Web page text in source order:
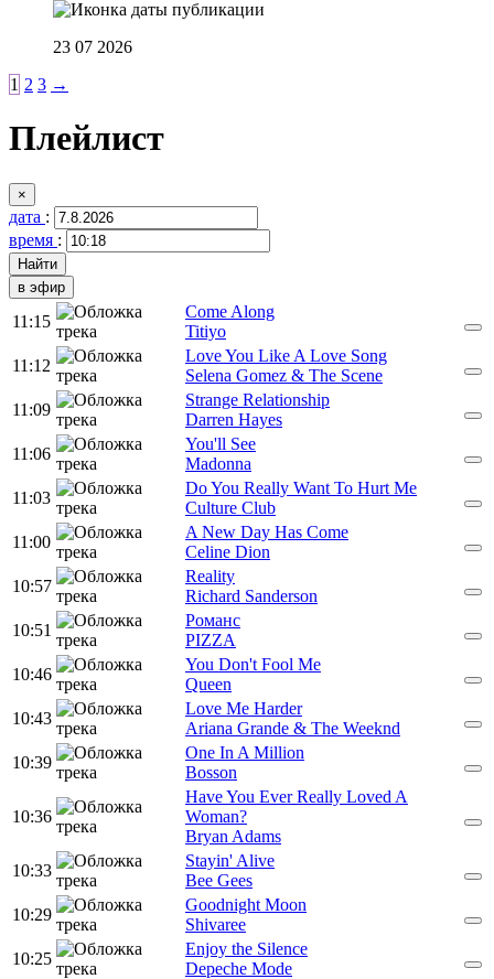
23 07 2026
1 2 3 →
Плейлист
×
дата :
время :
в эфир
11:15
Come Along
Titiyo
11:12
Love You Like A Love Song
Selena Gomez & The Scene
11:09
Strange Relationship
Darren Hayes
11:06
You'll See
Madonna
11:03
Do You Really Want To Hurt Me
Culture Club
11:00
A New Day Has Come
Celine Dion
10:57
Reality
Richard Sanderson
10:51
Романс
PIZZA
10:46
You Don't Fool Me
Queen
10:43
Love Me Harder
Ariana Grande & The Weeknd
10:39
One In A Million
Bosson
10:36
Have You Ever Really Loved A
Woman?
Bryan Adams
10:33
Stayin' Alive
Bee Gees
10:29
Goodnight Moon
Shivaree
10:25
Enjoy the Silence
Depeche Mode